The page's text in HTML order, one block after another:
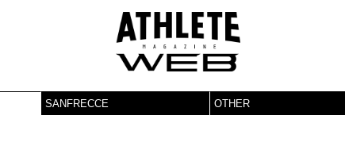
SANFRECCE OTHER